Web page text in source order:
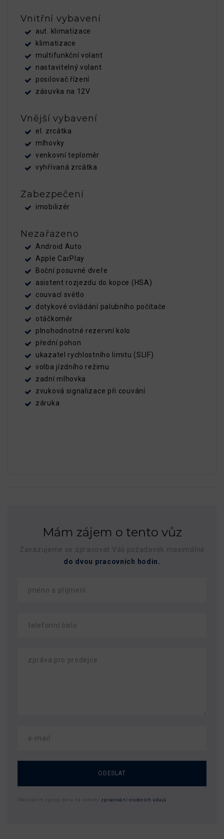
Vnitřní vybavení
aut. klimatizace
klimatizace
multifunkční volant
nastavitelný volant
posilovač řízení
zásuvka na 12V
Vnější vybavení
el. zrcátka
mlhovky
venkovní teploměr
vyhřívaná zrcátka
Zabezpečení
imobilizér
Nezařazeno
Android Auto
Apple CarPlay
Boční posuvné dveře
asistent rozjezdu do kopce (HSA)
couvací světlo
dotykové ovládání palubního počítače
otáčkoměr
plnohodnotné rezervní kolo
přední pohon
ukazatel rychlostního limitu (SLIF)
volba jízdního režimu
zadní mlhovka
zvuková signalizace při couvání
záruka
Mám zájem o tento vůz
Zavazujeme se zpracovat Váš požadavek maximálně
do dvou pracovních hodin.
ODESLAT
Odesláním zprávy beru na vědomí zpracování osobních údajů